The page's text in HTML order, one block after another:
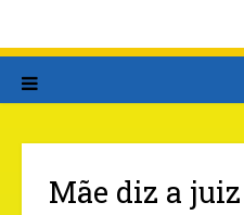
Mãe diz a